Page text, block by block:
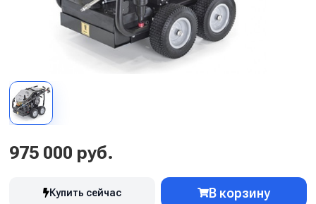
975 000 руб.
Купить сейчас В корзину